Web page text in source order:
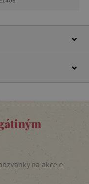
na akce e-